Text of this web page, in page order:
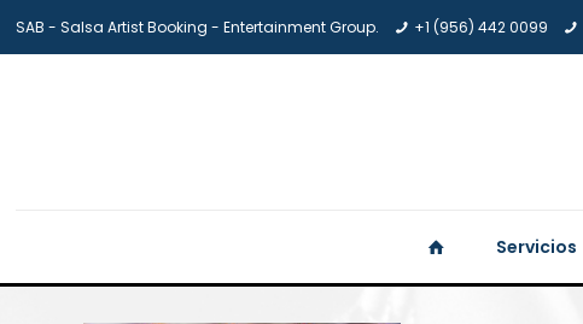
SAB - Salsa Artist Booking - Entertainment Group. +1 (956) 442 0099
Servicios